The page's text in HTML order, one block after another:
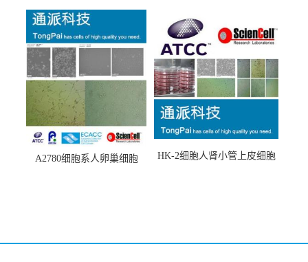
(A549细胞)
A2780细胞系人卵巢细胞
HK-2细胞人肾小管上皮细胞